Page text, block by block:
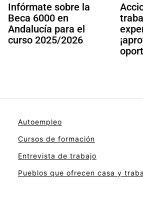
Infórmate sobre la
Beca 6000 en
Andalucía para el
curso 2025/2026
Autoempleo
Cursos de formación
Entrevista de trabajo
Pueblos que ofrecen casa y